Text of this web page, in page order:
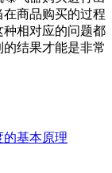
商品购买的过程
相对应的问题都
结果才能是非常
基本原理